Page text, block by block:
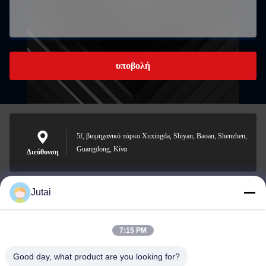
υποβολή
Διεύθυνση
5f, βιομηχανικό πάρκο Xuxingda, Shiyan, Baoan, Shenzhen,
Guangdong, Κίνα
jutaisales18@gmail.com
Jutai
7:15 PM
Good day, what product are you looking for?